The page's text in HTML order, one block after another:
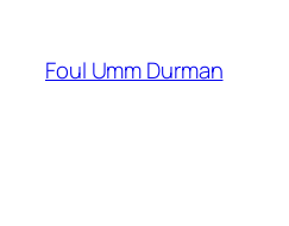
content
Foul Umm Durman